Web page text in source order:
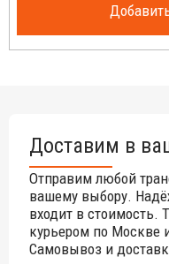
Доставим в
Отправим любой
вашему выбору.
входит в стоимость.
курьером по Москве
Самовывоз и